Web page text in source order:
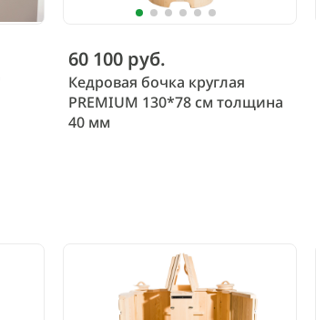
60 100 руб.
Кедровая бочка круглая
PREMIUM 130*78 см толщина
40 мм